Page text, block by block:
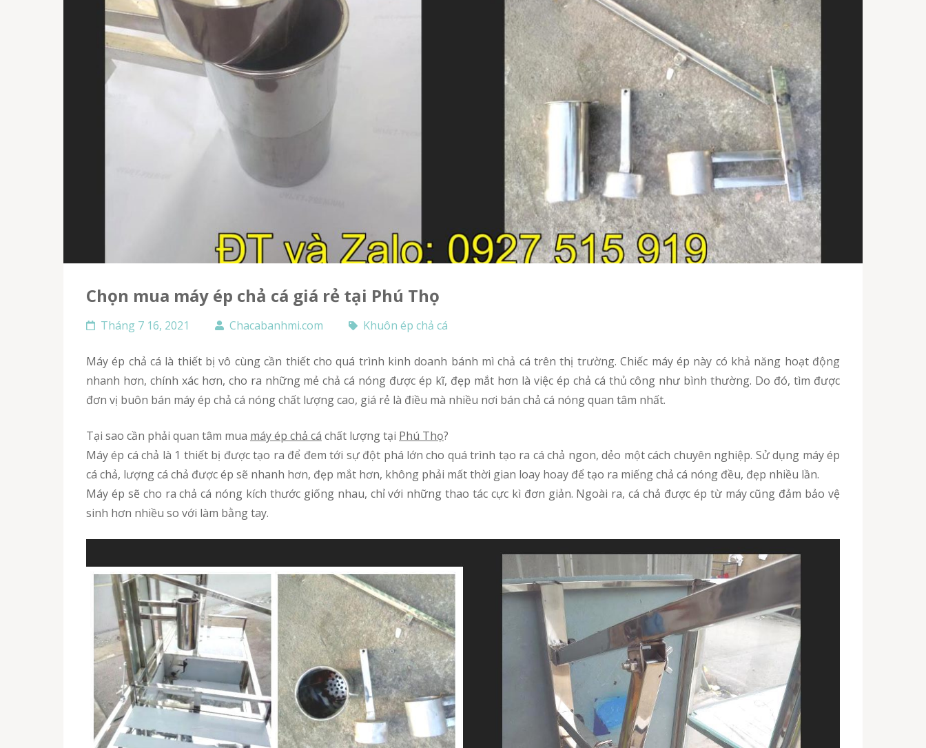
Chọn mua máy ép chả cá giá rẻ tại Phú Thọ
Tháng 7 16, 2021 Chacabanhmi.com Khuôn ép chả cá
Máy ép chả cá là thiết bị vô cùng cần thiết cho quá trình kinh doanh bánh mì chả cá trên thị trường. Chiếc máy ép này có khả năng hoạt động
nhanh hơn, chính xác hơn, cho ra những mẻ chả cá nóng được ép kĩ, đẹp mắt hơn là việc ép chả cá thủ công như bình thường. Do đó, tìm được
đơn vị buôn bán máy ép chả cá nóng chất lượng cao, giá rẻ là điều mà nhiều nơi bán chả cá nóng quan tâm nhất.
Tại sao cần phải quan tâm mua máy ép chả cá chất lượng tại Phú Thọ?
Máy ép cá chả là 1 thiết bị được tạo ra để đem tới sự đột phá lớn cho quá trình tạo ra cá chả ngon, dẻo một cách chuyên nghiệp. Sử dụng máy ép
cá chả, lượng cá chả được ép sẽ nhanh hơn, đẹp mắt hơn, không phải mất thời gian loay hoay để tạo ra miếng chả cá nóng đều, đẹp nhiều lần.
Máy ép sẽ cho ra chả cá nóng kích thước giống nhau, chỉ với những thao tác cực kì đơn giản. Ngoài ra, cá chả được ép từ máy cũng đảm bảo vệ
sinh hơn nhiều so với làm bằng tay.